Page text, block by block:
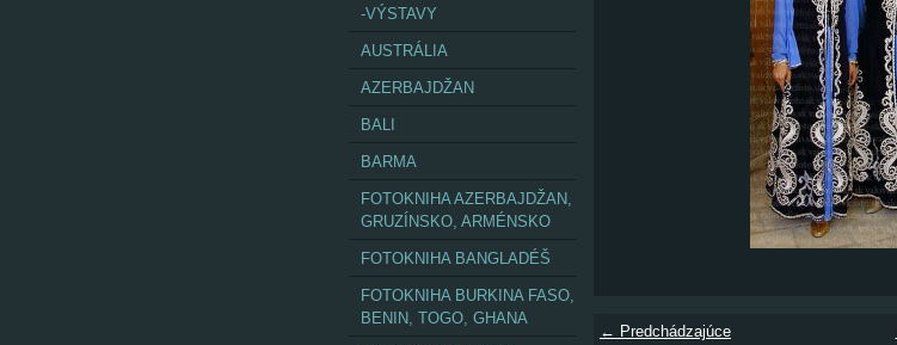
← Predchádzajúce
-VÝSTAVY
AUSTRÁLIA
AZERBAJDŽAN
BALI
BARMA
FOTOKNIHA AZERBAJDŽAN,
GRUZÍNSKO, ARMÉNSKO
FOTOKNIHA BANGLADÉŠ
FOTOKNIHA BURKINA FASO,
BENIN, TOGO, GHANA